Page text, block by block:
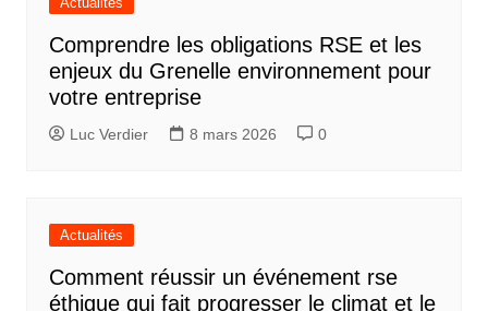
Comprendre les obligations RSE et les
enjeux du Grenelle environnement pour
votre entreprise
Luc Verdier 8 mars 2026 0
Actualités
Comment réussir un événement rse
éthique qui fait progresser le climat et le